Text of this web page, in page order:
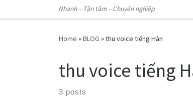
Nhanh – Tận tâm – Chuyên nghiệp
Home »BLOG »thu voice tiếng Hàn
thu voice tiếng
3 posts